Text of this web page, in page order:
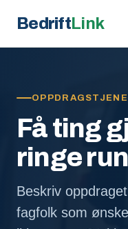
BedriftLink
Få ting
ringe
Beskriv
fagfolk som